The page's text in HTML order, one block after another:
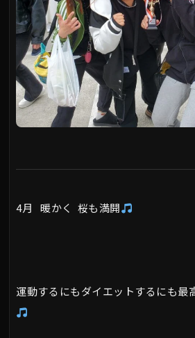
4月 暖かく 桜も満開
運動するにもダイエットするにも最